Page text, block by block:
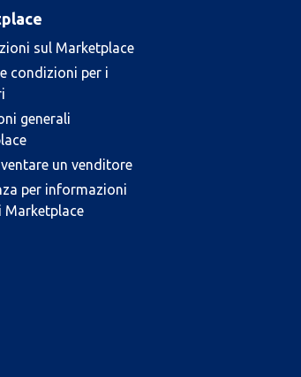
sul Marketplace
condizioni per i
generali
un venditore
per informazioni